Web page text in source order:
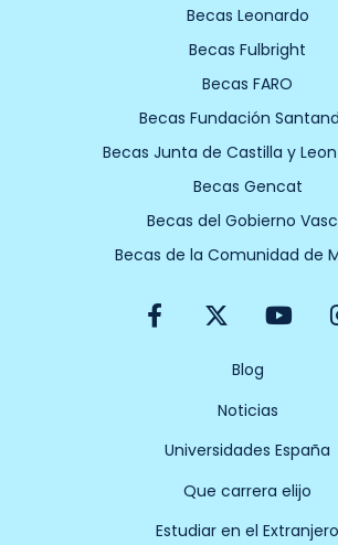
Becas Leonardo
Becas Fulbright
Becas FARO
Becas Fundación
Becas Junta de Castilla y
Becas Gencat
Becas del Gobierno
Becas de la Comunidad de
F
a
o
f
X
-
w
i
t
t
r
Y
o
u
b
e
Blog
Noticias
Universidades España
Que carrera elijo
Estudiar en el Extranjero